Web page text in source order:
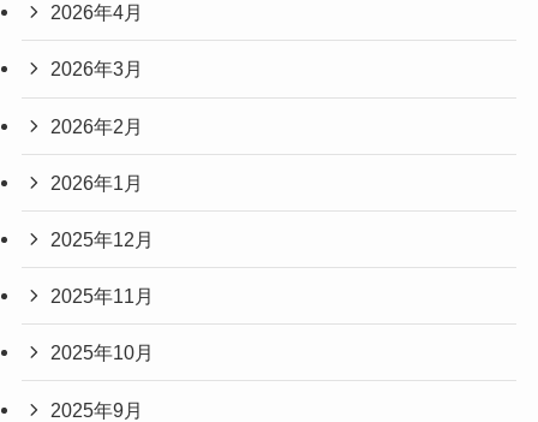
2026年4月
2026年3月
2026年2月
2026年1月
2025年12月
2025年11月
2025年10月
2025年9月